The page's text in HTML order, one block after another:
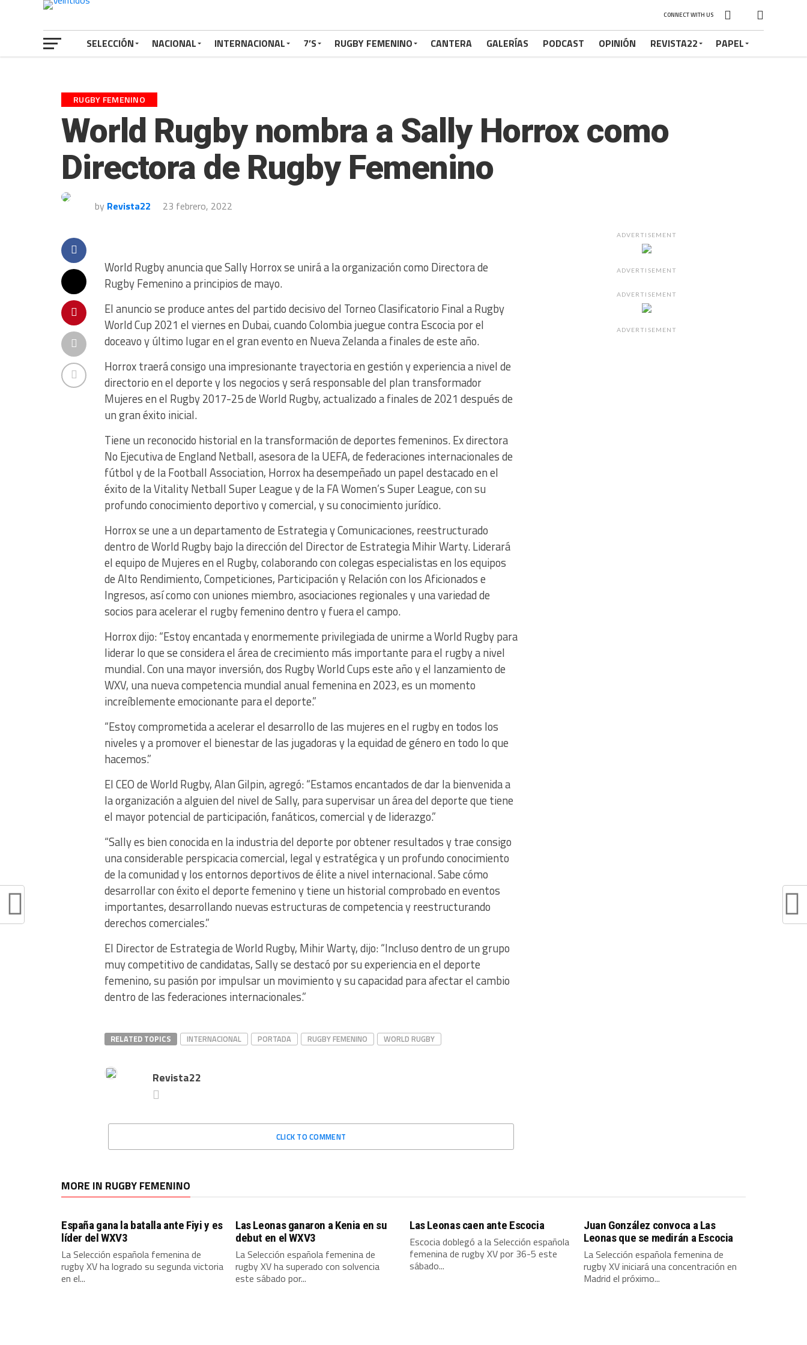
CONNECT WITH US
SELECCIÓN NACIONAL INTERNACIONAL 7’S RUGBY FEMENINO CANTERA GALERÍAS PODCAST OPINIÓN REVISTA22 PAPEL
RUGBY FEMENINO
World Rugby nombra a Sally Horrox como
Directora de Rugby Femenino
by Revista22 23 febrero, 2022
World Rugby anuncia que Sally Horrox se unirá a la organización como Directora de
Rugby Femenino a principios de mayo.
El anuncio se produce antes del partido decisivo del Torneo Clasificatorio Final a Rugby
World Cup 2021 el viernes en Dubai, cuando Colombia juegue contra Escocia por el
doceavo y último lugar en el gran evento en Nueva Zelanda a finales de este año.
Horrox traerá consigo una impresionante trayectoria en gestión y experiencia a nivel de
directorio en el deporte y los negocios y será responsable del plan transformador
Mujeres en el Rugby 2017-25 de World Rugby, actualizado a finales de 2021 después de
un gran éxito inicial.
Tiene un reconocido historial en la transformación de deportes femeninos. Ex directora
No Ejecutiva de England Netball, asesora de la UEFA, de federaciones internacionales de
fútbol y de la Football Association, Horrox ha desempeñado un papel destacado en el
éxito de la Vitality Netball Super League y de la FA Women’s Super League, con su
profundo conocimiento deportivo y comercial, y su conocimiento jurídico.
Horrox se une a un departamento de Estrategia y Comunicaciones, reestructurado
dentro de World Rugby bajo la dirección del Director de Estrategia Mihir Warty. Liderará
el equipo de Mujeres en el Rugby, colaborando con colegas especialistas en los equipos
de Alto Rendimiento, Competiciones, Participación y Relación con los Aficionados e
Ingresos, así como con uniones miembro, asociaciones regionales y una variedad de
socios para acelerar el rugby femenino dentro y fuera el campo.
Horrox dijo: “Estoy encantada y enormemente privilegiada de unirme a World Rugby para
liderar lo que se considera el área de crecimiento más importante para el rugby a nivel
mundial. Con una mayor inversión, dos Rugby World Cups este año y el lanzamiento de
WXV, una nueva competencia mundial anual femenina en 2023, es un momento
increíblemente emocionante para el deporte.”
“Estoy comprometida a acelerar el desarrollo de las mujeres en el rugby en todos los
niveles y a promover el bienestar de las jugadoras y la equidad de género en todo lo que
hacemos.”
El CEO de World Rugby, Alan Gilpin, agregó: “Estamos encantados de dar la bienvenida a
la organización a alguien del nivel de Sally, para supervisar un área del deporte que tiene
el mayor potencial de participación, fanáticos, comercial y de liderazgo.”
“Sally es bien conocida en la industria del deporte por obtener resultados y trae consigo
una considerable perspicacia comercial, legal y estratégica y un profundo conocimiento
de la comunidad y los entornos deportivos de élite a nivel internacional. Sabe cómo
desarrollar con éxito el deporte femenino y tiene un historial comprobado en eventos
importantes, desarrollando nuevas estructuras de competencia y reestructurando
derechos comerciales.”
El Director de Estrategia de World Rugby, Mihir Warty, dijo: “Incluso dentro de un grupo
muy competitivo de candidatas, Sally se destacó por su experiencia en el deporte
femenino, su pasión por impulsar un movimiento y su capacidad para afectar el cambio
dentro de las federaciones internacionales.”
RELATED TOPICS INTERNACIONAL PORTADA RUGBY FEMENINO WORLD RUGBY
Revista22
CLICK TO COMMENT
ADVERTISEMENT
ADVERTISEMENT
ADVERTISEMENT
ADVERTISEMENT
MORE IN RUGBY FEMENINO
España gana la batalla ante Fiyi y es
líder del WXV3
La Selección española femenina de
rugby XV ha logrado su segunda victoria
en el...
Las Leonas ganaron a Kenia en su
debut en el WXV3
La Selección española femenina de
rugby XV ha superado con solvencia
este sábado por...
Las Leonas caen ante Escocia
Escocia doblegó a la Selección española
femenina de rugby XV por 36-5 este
sábado...
Juan González convoca a Las
Leonas que se medirán a Escocia
La Selección española femenina de
rugby XV iniciará una concentración en
Madrid el próximo...